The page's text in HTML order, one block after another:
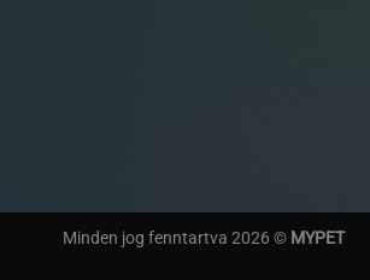
Minden jog fenntartva 2026 © MYPET